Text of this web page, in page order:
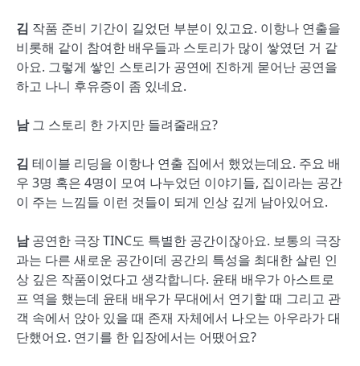
김 작품 준비 기간이 길었던 부분이 있고요. 이항나 연출을
비롯해 같이 참여한 배우들과 스토리가 많이 쌓였던 거 같
아요. 그렇게 쌓인 스토리가 공연에 진하게 묻어난 공연을
하고 나니 후유증이 좀 있네요.
남그 스토리 한 가지만 들려줄래요?
김 테이블 리딩을 이항나 연출 집에서 했었는데요. 주요 배
우 3명 혹은 4명이 모여 나누었던 이야기들, 집이라는 공간
이 주는 느낌들 이런 것들이 되게 인상 깊게 남아있어요.
남공연한 극장 TINC도 특별한 공간이잖아요. 보통의 극장
과는 다른 새로운 공간이데 공간의 특성을 최대한 살린 인
상 깊은 작품이었다고 생각합니다. 윤태 배우가 아스트로
프 역을 했는데 윤태 배우가 무대에서 연기할 때 그리고 관
객 속에서 앉아 있을 때 존재 자체에서 나오는 아우라가 대
단했어요. 연기를 한 입장에서는 어땠어요?